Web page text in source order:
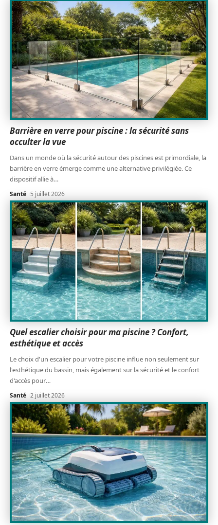
Barrière en verre pour piscine : la sécurité sans
occulter la vue
Dans un monde où la sécurité autour des piscines est primordiale, la
barrière en verre émerge comme une alternative privilégiée. Ce
dispositif allie à…
Santé 5 juillet 2026
Quel escalier choisir pour ma piscine ? Confort,
esthétique et accès
Le choix d'un escalier pour votre piscine influe non seulement sur
l'esthétique du bassin, mais également sur la sécurité et le confort
d'accès pour…
Santé 2 juillet 2026